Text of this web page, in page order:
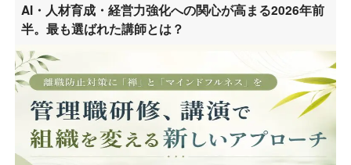
AI・人材育成・経営力強化への関心が高まる2026年前
半。最も選ばれた講師とは？